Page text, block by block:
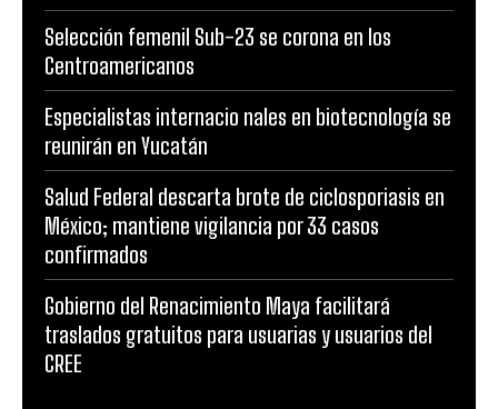
Selección femenil Sub-23 se corona en los
Centroamericanos
Especialistas internacio nales en biotecnología se
reunirán en Yucatán
Salud Federal descarta brote de ciclosporiasis en
México; mantiene vigilancia por 33 casos
confirmados
Gobierno del Renacimiento Maya facilitará
traslados gratuitos para usuarias y usuarios del
CREE